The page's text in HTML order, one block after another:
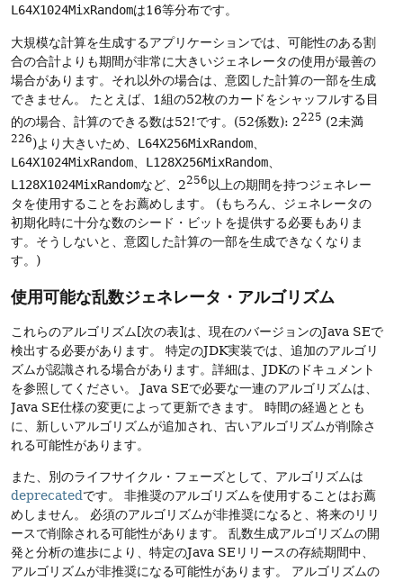
L64X1024MixRandomは16等分布です。
大規模な計算を生成するアプリケーションでは、可能性のある割
合の合計よりも期間が非常に大きいジェネレータの使用が最善の
場合があります。それ以外の場合は、意図した計算の一部を生成
できません。
たとえば、1組の52枚のカードをシャッフルする目
的の場合、計算のできる数は52!です。(52係数): 2225 (2未満
226)より大きいため、 L64X256MixRandom、
L64X1024MixRandom、 L128X256MixRandom、
L128X1024MixRandomなど、2256 以上の期間を持つジェネレー
タを使用することをお薦めします。
(もちろん、ジェネレータの
初期化時に十分な数のシード・ビットを提供する必要もありま
す。そうしないと、意図した計算の一部を生成できなくなりま
す。)
使用可能な乱数ジェネレータ・アルゴリズム
これらのアルゴリズム[次の表]は、現在のバージョンのJava SEで
検出する必要があります。
特定のJDK実装では、追加のアルゴリ
ズムが認識される場合があります。詳細は、JDKのドキュメント
を参照してください。
Java SEで必要な一連のアルゴリズムは、
Java SE仕様の変更によって更新できます。
時間の経過ととも
に、新しいアルゴリズムが追加され、古いアルゴリズムが削除さ
れる可能性があります。
また、別のライフサイクル・フェーズとして、アルゴリズムは
deprecatedです。
非推奨のアルゴリズムを使用することはお薦
めしません。
必須のアルゴリズムが非推奨になると、将来のリリ
ースで削除される可能性があります。
乱数生成アルゴリズムの開
発と分析の進歩により、特定のJava SEリリースの存続期間中、
アルゴリズムが非推奨になる可能性があります。
アルゴリズムの